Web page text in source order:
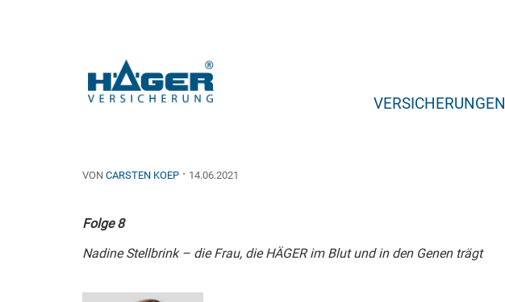
VERSICHERUNGEN
VON CARSTEN KOEP · 14.06.2021
Folge 8
Nadine Stellbrink – die Frau, die HÄGER im Blut und in den Genen trägt